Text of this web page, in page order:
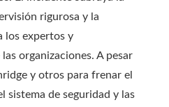
rigurosa y la
los expertos y
organizaciones. A pesar
y otros para frenar el
sistema de seguridad y las